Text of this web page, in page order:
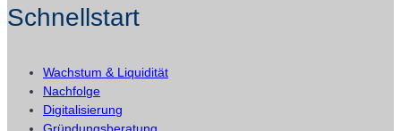
Schnellstart
Wachstum & Liquidität
Nachfolge
Digitalisierung